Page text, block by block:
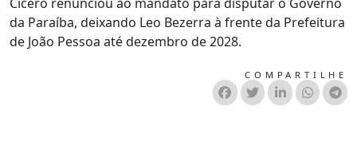
da Paraíba, deixando Leo Bezerra à frente da Prefeitura
de João Pessoa até dezembro de 2028.
COMPARTILHE